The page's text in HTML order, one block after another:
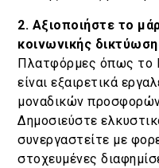
2. Αξιοποιήστε το
κοινωνικής
Πλατφόρμες όπως το
είναι εξαιρετικά
μοναδικών
Δημοσιεύστε
συνεργαστείτε με
στοχευμένες